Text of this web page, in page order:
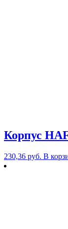
Корпус
230,36 руб. В